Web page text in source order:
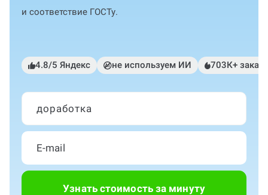
и соответствие ГОСТу.
4.8/5 Яндекс не используем ИИ 703К+
доработка
Узнать стоимость за минуту